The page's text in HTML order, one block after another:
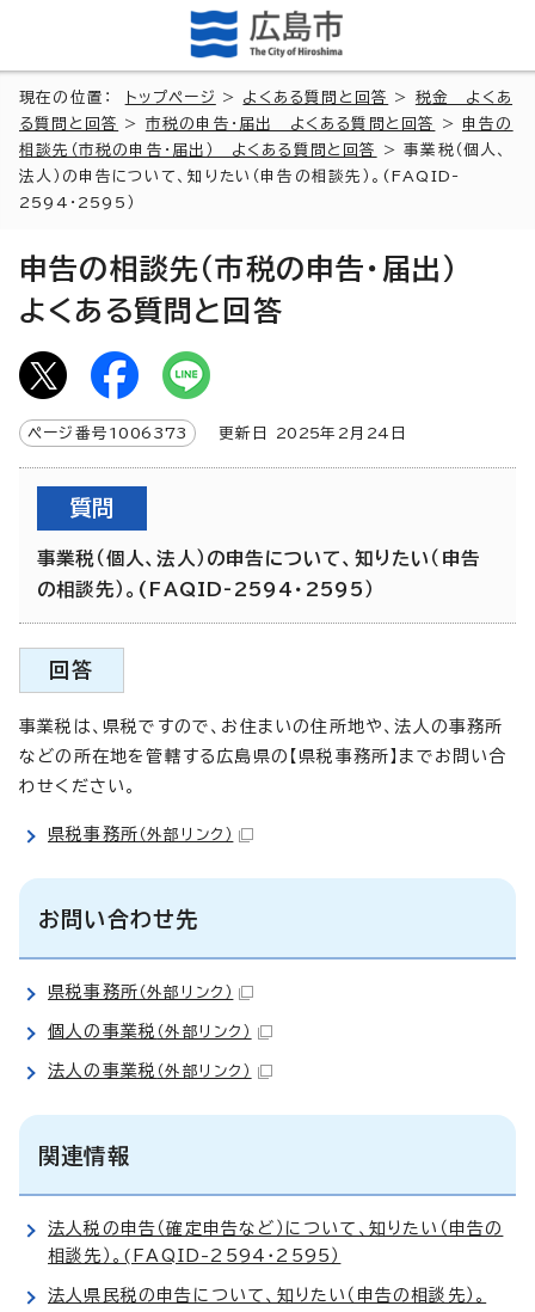
現在の位置： トップページ > よくある質問と回答 > 税金 よくあ
る質問と回答
> 市税の申告・届出 よくある質問と回答 > 申告の
相談先（市税の申告・届出） よくある質問と回答
> 事業税（個人、
法人）の申告について、知りたい（申告の相談先）。(FAQID-
2594・2595）
申告の相談先（市税の申告・届出）
よくある質問と回答
ページ番号 1006373 更新日 2025年2月 24 日
質問
事業税（個人、法人）の申告について、知りたい（申告
の相談先）。(FAQID-2594・2595）
回答
事業税は、県税ですので、お住まいの住所地や、法人の事務所
などの所在地を管轄する広島県の【県税事務所】までお問い合
わせください。
県税事務所 （外部リンク）
お問い合わせ先
県税事務所 （外部リンク）
個人の事業税 （外部リンク）
法人の事業税 （外部リンク）
関連情報
法人税の申告（確定申告など）について、知りたい（申告の
相談先）。(FAQID-2594・2595）
法人県民税の申告について、知りたい（申告の相談先）。